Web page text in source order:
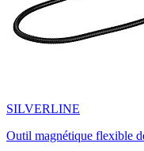
SILVERLINE
Outil magnétique flexible